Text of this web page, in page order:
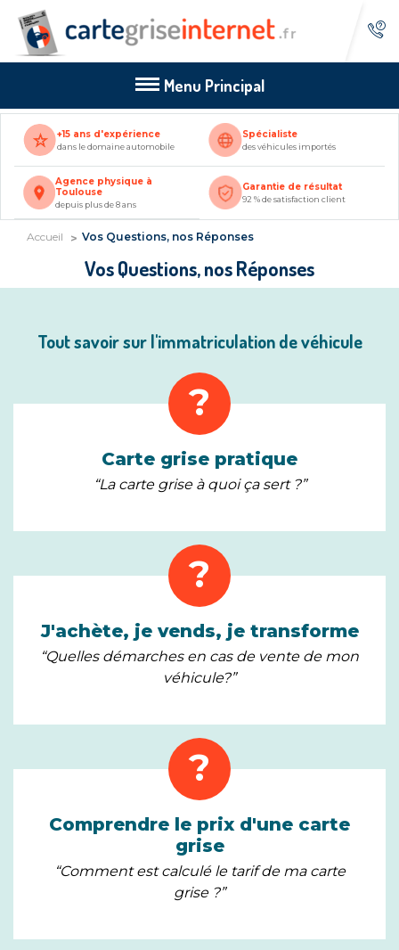
Menu Principal
+15 ans d'expérience
dans le domaine automobile
Spécialiste
des véhicules importés
Agence physique à
Toulouse
depuis plus de 8 ans
Garantie de résultat
92 % de satisfaction client
Accueil Vos Questions, nos Réponses
Vos Questions, nos Réponses
Tout savoir sur l'immatriculation de véhicule
?
Carte grise pratique
“La carte grise à quoi ça sert ?”
?
J'achète, je vends, je transforme
“Quelles démarches en cas de vente de mon
véhicule?”
?
Comprendre le prix d'une carte
grise
“Comment est calculé le tarif de ma carte
grise ?”